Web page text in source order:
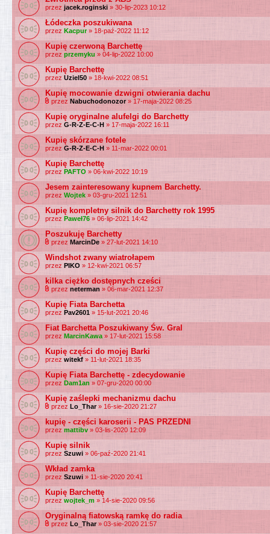
przez jacek.roginski » 30-lip-2023 10:12
Łódeczka poszukiwana
przez Kacpur» 18-paź-2022 11:12
Kupię czerwoną Barchettę
przez przemyku » 04-lip-2022 10:00
Kupię Barchettę
przez Uziel50 » 18-kwi-2022 08:51
Kupię mocowanie dzwigni otwierania dachu
przezNabuchodonozor» 17-maja-2022 08:25
Kupię oryginalne alufelgi do Barchetty
przez G-R-Z-E-C-H » 17-maja-2022 16:11
Kupię skórzane fotele
przez G-R-Z-E-C-H » 11-mar-2022 00:01
Kupię Barchettę
przez PAFTO » 06-kwi-2022 10:19
Jesem zainteresowany kupnem Barchetty.
przez Wojtek » 03-gru-2021 12:51
Kupię kompletny silnik do Barchetty rok 1995
przez Paweł76 » 06-lip-2021 14:42
Poszukuję Barchetty
przez MarcinDe » 27-lut-2021 14:10
Windshot zwany wiatrołapem
przez PIKO » 12-kwi-2021 06:57
kilka ciężko dostępnych cześci
przez neterman » 06-mar-2021 12:37
Kupię Fiata Barchetta
przez Pav2601 » 15-lut-2021 20:46
Fiat Barchetta Poszukiwany Św. Gral
przez MarcinKawa » 17-lut-2021 15:58
Kupię części do mojej Barki
przez witekf » 11-lut-2021 18:35
Kupię Fiata Barchettę - zdecydowanie
przez Dam1an » 07-gru-2020 00:00
Kupię zaślepki mechanizmu dachu
przez Lo_Thar» 16-sie-2020 21:27
kupię - części karoserii - PAS PRZEDNI
przez mattibv » 03-lis-2020 12:09
Kupię silnik
przez Szuwi » 06-paź-2020 21:41
Wkład zamka
przez Szuwi » 11-sie-2020 20:41
Kupię Barchettę
przez wojtek_m » 14-sie-2020 09:56
Oryginalną fiatowską ramkę do radia
przez Lo_Thar» 03-sie-2020 21:57